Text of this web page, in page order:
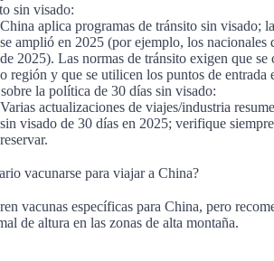
sin visado:
China aplica programas de tránsito sin visado;
se amplió en 2025 (por ejemplo, los
de 2025). Las normas de tránsito exigen que
o región y que se utilicen los puntos de entrada
la política de 30 días sin visado:
Varias actualizaciones de viajes/industria
sin visado de 30 días en 2025; verifique
reservar.
vacunarse para viajar a China?
vacunas específicas para China, pero
de altura en las zonas de alta montaña.